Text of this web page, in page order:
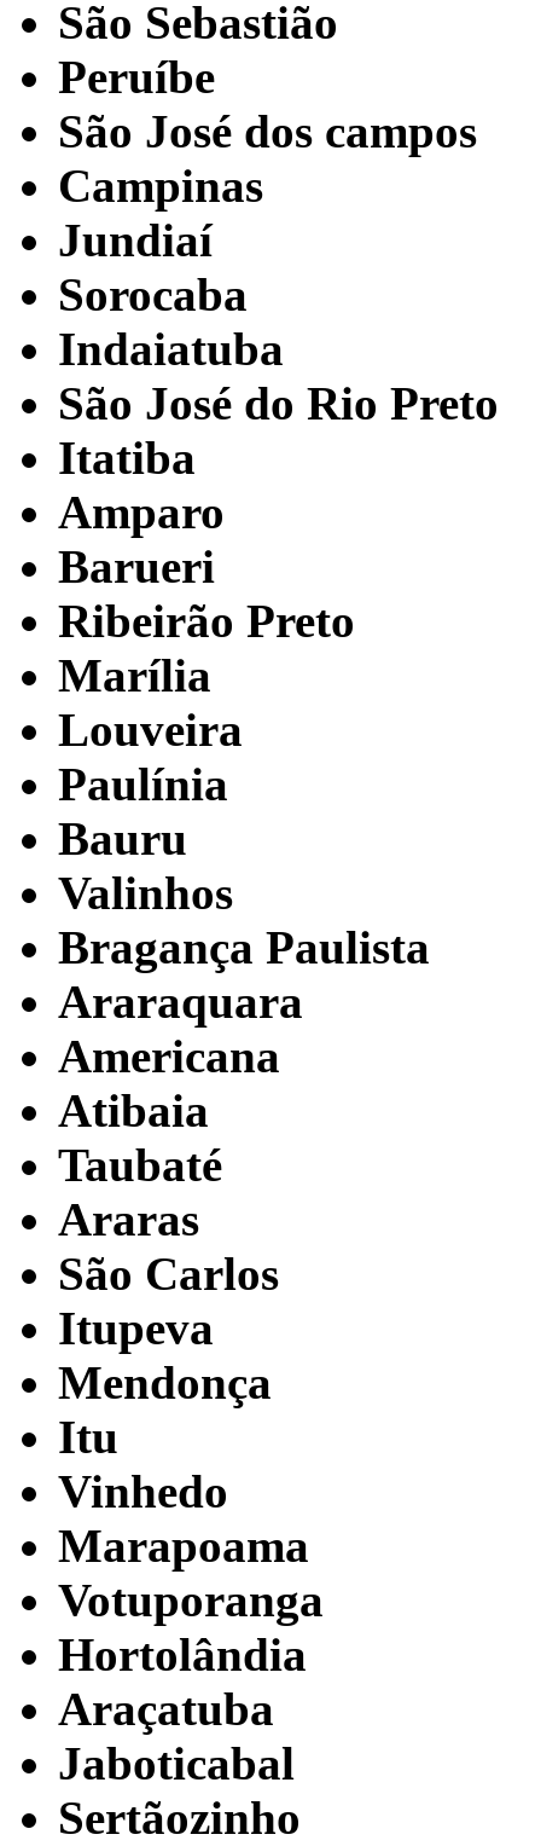
São Sebastião
Peruíbe
São José dos campos
Campinas
Jundiaí
Sorocaba
Indaiatuba
São José do Rio Preto
Itatiba
Amparo
Barueri
Ribeirão Preto
Marília
Louveira
Paulínia
Bauru
Valinhos
Bragança Paulista
Araraquara
Americana
Atibaia
Taubaté
Araras
São Carlos
Itupeva
Mendonça
Itu
Vinhedo
Marapoama
Votuporanga
Hortolândia
Araçatuba
Jaboticabal
Sertãozinho